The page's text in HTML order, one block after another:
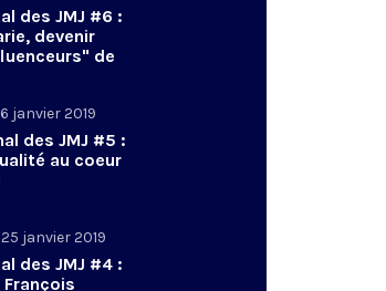
des JMJ #6 :
devenir
de
janvier 2019
des JMJ #5 :
au coeur
janvier 2019
des JMJ #4 :
François